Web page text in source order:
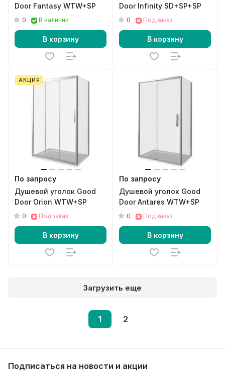
Door Fantasy WTW+SP
0 В наличии
В корзину
Door Infinity SD+SP+SP
0 Под заказ
В корзину
АКЦИЯ
По запросу
Душевой уголок Good
Door Orion WTW+SP
0 Под заказ
В корзину
По запросу
Душевой уголок Good
Door Antares WTW+SP
0 Под заказ
В корзину
Загрузить еще
1 2
Подписаться на новости и акции